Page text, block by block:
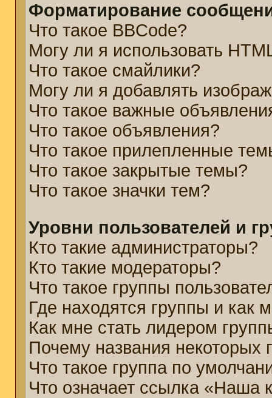
Форматирование
Что такое BBCode?
Могу ли я использовать
Что такое смайлики?
Могу ли я добавлять
Что такое важные
Что такое объявления?
Что такое прилепленные
Что такое закрытые темы?
Что такое значки тем?
Уровни пользователей и
Кто такие администраторы?
Кто такие модераторы?
Что такое группы
Где находятся группы и как
Как мне стать лидером
Почему названия некоторых
Что такое группа по
Что означает ссылка «Наша